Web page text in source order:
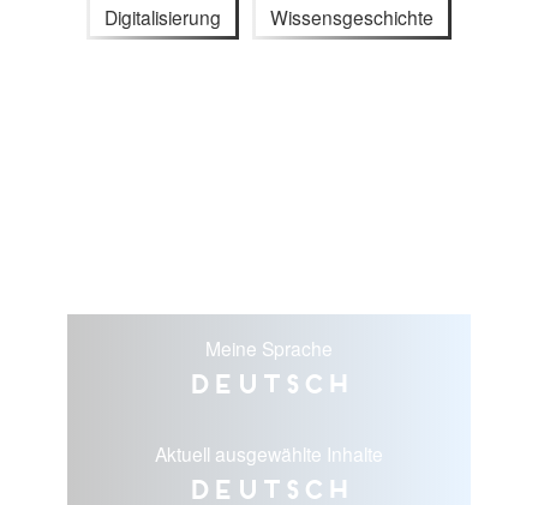
Digitalisierung Wissensgeschichte
Meine Sprache
Deutsch
Aktuell ausgewählte Inhalte
Deutsch